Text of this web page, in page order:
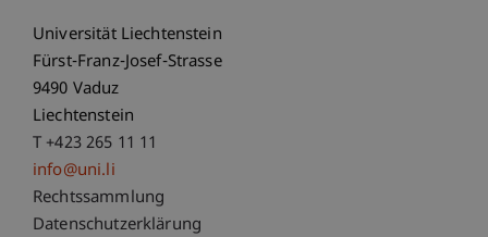
Universität Liechtenstein
Fürst-Franz-Josef-Strasse
9490 Vaduz
Liechtenstein
T +423 265 11 11
info@uni.li
Fußzeile Rechtliche Hinweise
Rechtssammlung
Datenschutzerklärung